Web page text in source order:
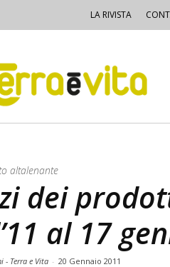
LA RIVISTA
altalenante
dei
al 17
- Terra e Vita - 20 Gennaio 2011